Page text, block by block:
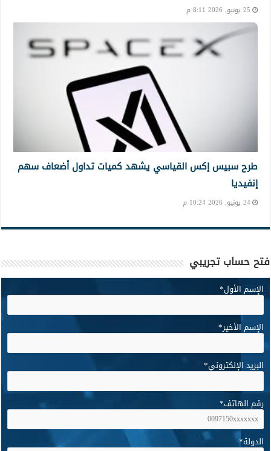
25 يونيو, 2026 8:11 م
طرح سبيس إكس القياسي يشهد كميات تداول أضعاف سهم
إنفيديا
24 يونيو, 2026 10:24 م
فتح حساب تجريبي
الإسم الأول*
الإسم الأخير*
البريد الإلكتروني*
رقم الهاتف*
الدولة*